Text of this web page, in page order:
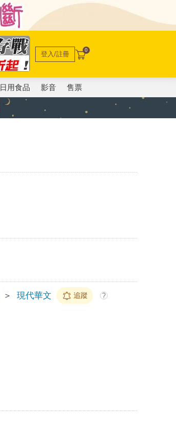
登入/註冊 0
日用食品 影音 售票
＞ 現代華文 追蹤 ?